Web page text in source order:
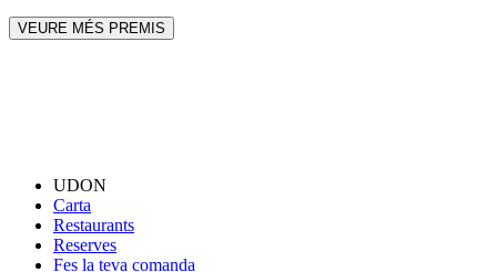
VEURE MÉS PREMIS
UDON
Carta
Restaurants
Reserves
Fes la teva comanda